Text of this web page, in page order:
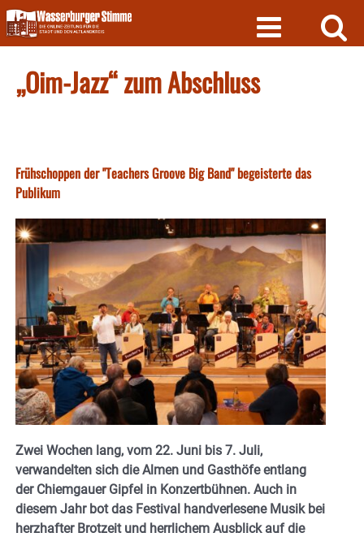
Skip
to
content
„Oim-Jazz“ zum Abschluss
Frühschoppen der "Teachers Groove Big Band" begeisterte das
Publikum
Zwei Wochen lang, vom 22. Juni bis 7. Juli,
verwandelten sich die Almen und Gasthöfe entlang
der Chiemgauer Gipfel in Konzertbühnen. Auch in
diesem Jahr bot das Festival handverlesene Musik bei
herzhafter Brotzeit und herrlichem Ausblick auf die